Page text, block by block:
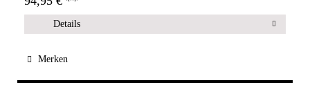
Details
Merken